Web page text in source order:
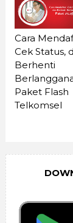
Cara
Cek Status,
Berhenti
Paket Flash
Telkomsel